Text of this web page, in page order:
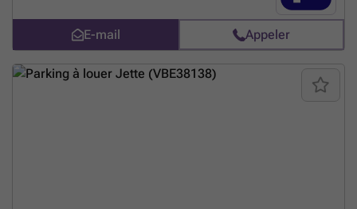
ligne dès aujourd'hui ! Vous pouvez réserver directement votre parking
sur le lien suivant : ###En savoir plus ?
E-mail Appeler